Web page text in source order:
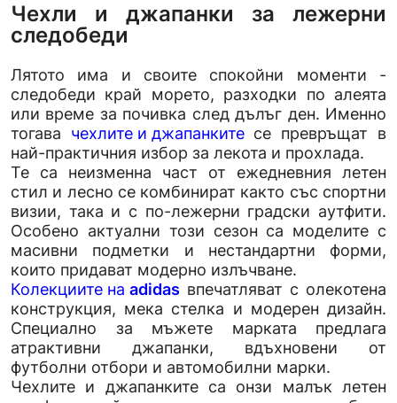
Чехли и джапанки за лежерни
следобеди
Лятото има и своите спокойни моменти -
следобеди край морето, разходки по алеята
или време за почивка след дълъг ден. Именно
тогава чехлите и джапанките се превръщат в
най-практичния избор за лекота и прохлада.
Те са неизменна част от ежедневния летен
стил и лесно се комбинират както със спортни
визии, така и с по-лежерни градски аутфити.
Особено актуални този сезон са моделите с
масивни подметки и нестандартни форми,
които придават модерно излъчване.
Колекциите на adidas впечатляват с олекотена
конструкция, мека стелка и модерен дизайн.
Специално за мъжете марката предлага
атрактивни джапанки, вдъхновени от
футболни отбори и автомобилни марки.
Чехлите и джапанките са онзи малък летен